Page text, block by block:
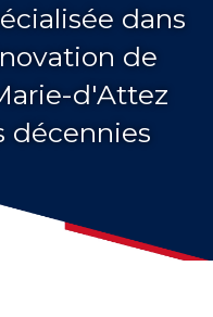
dans
de
d'Attez
décennies